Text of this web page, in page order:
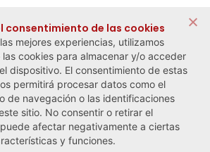
Noticia siguiente →
consentimiento de las cookies
mejores experiencias, utilizamos
cookies para almacenar y/o acceder
dispositivo. El consentimiento de estas
permitirá procesar datos como el
de navegación o las identificaciones
sitio. No consentir o retirar el
afectar negativamente a ciertas
y funciones.